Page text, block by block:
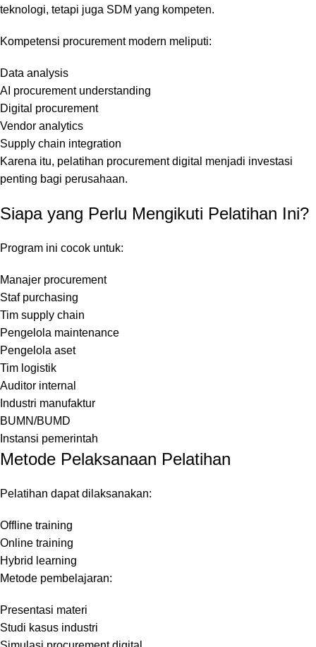
teknologi, tetapi juga SDM yang kompeten.
Kompetensi procurement modern meliputi:
Data analysis
AI procurement understanding
Digital procurement
Vendor analytics
Supply chain integration
Karena itu, pelatihan procurement digital menjadi investasi
penting bagi perusahaan.
Siapa yang Perlu Mengikuti Pelatihan Ini?
Program ini cocok untuk:
Manajer procurement
Staf purchasing
Tim supply chain
Pengelola maintenance
Pengelola aset
Tim logistik
Auditor internal
Industri manufaktur
BUMN/BUMD
Instansi pemerintah
Metode Pelaksanaan Pelatihan
Pelatihan dapat dilaksanakan:
Offline training
Online training
Hybrid learning
Metode pembelajaran:
Presentasi materi
Studi kasus industri